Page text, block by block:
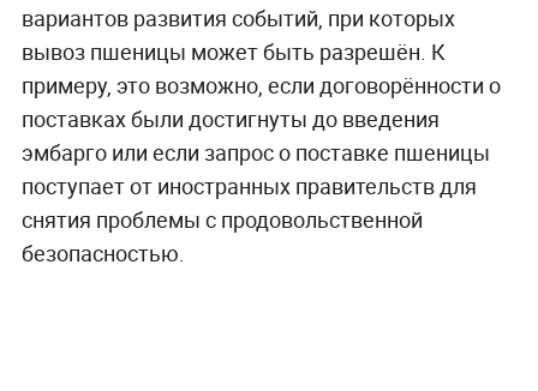
вариантов развития событий, при которых
вывоз пшеницы может быть разрешён. К
примеру, это возможно, если договорённости о
поставках были достигнуты до введения
эмбарго или если запрос о поставке пшеницы
поступает от иностранных правительств для
снятия проблемы с продовольственной
безопасностью.